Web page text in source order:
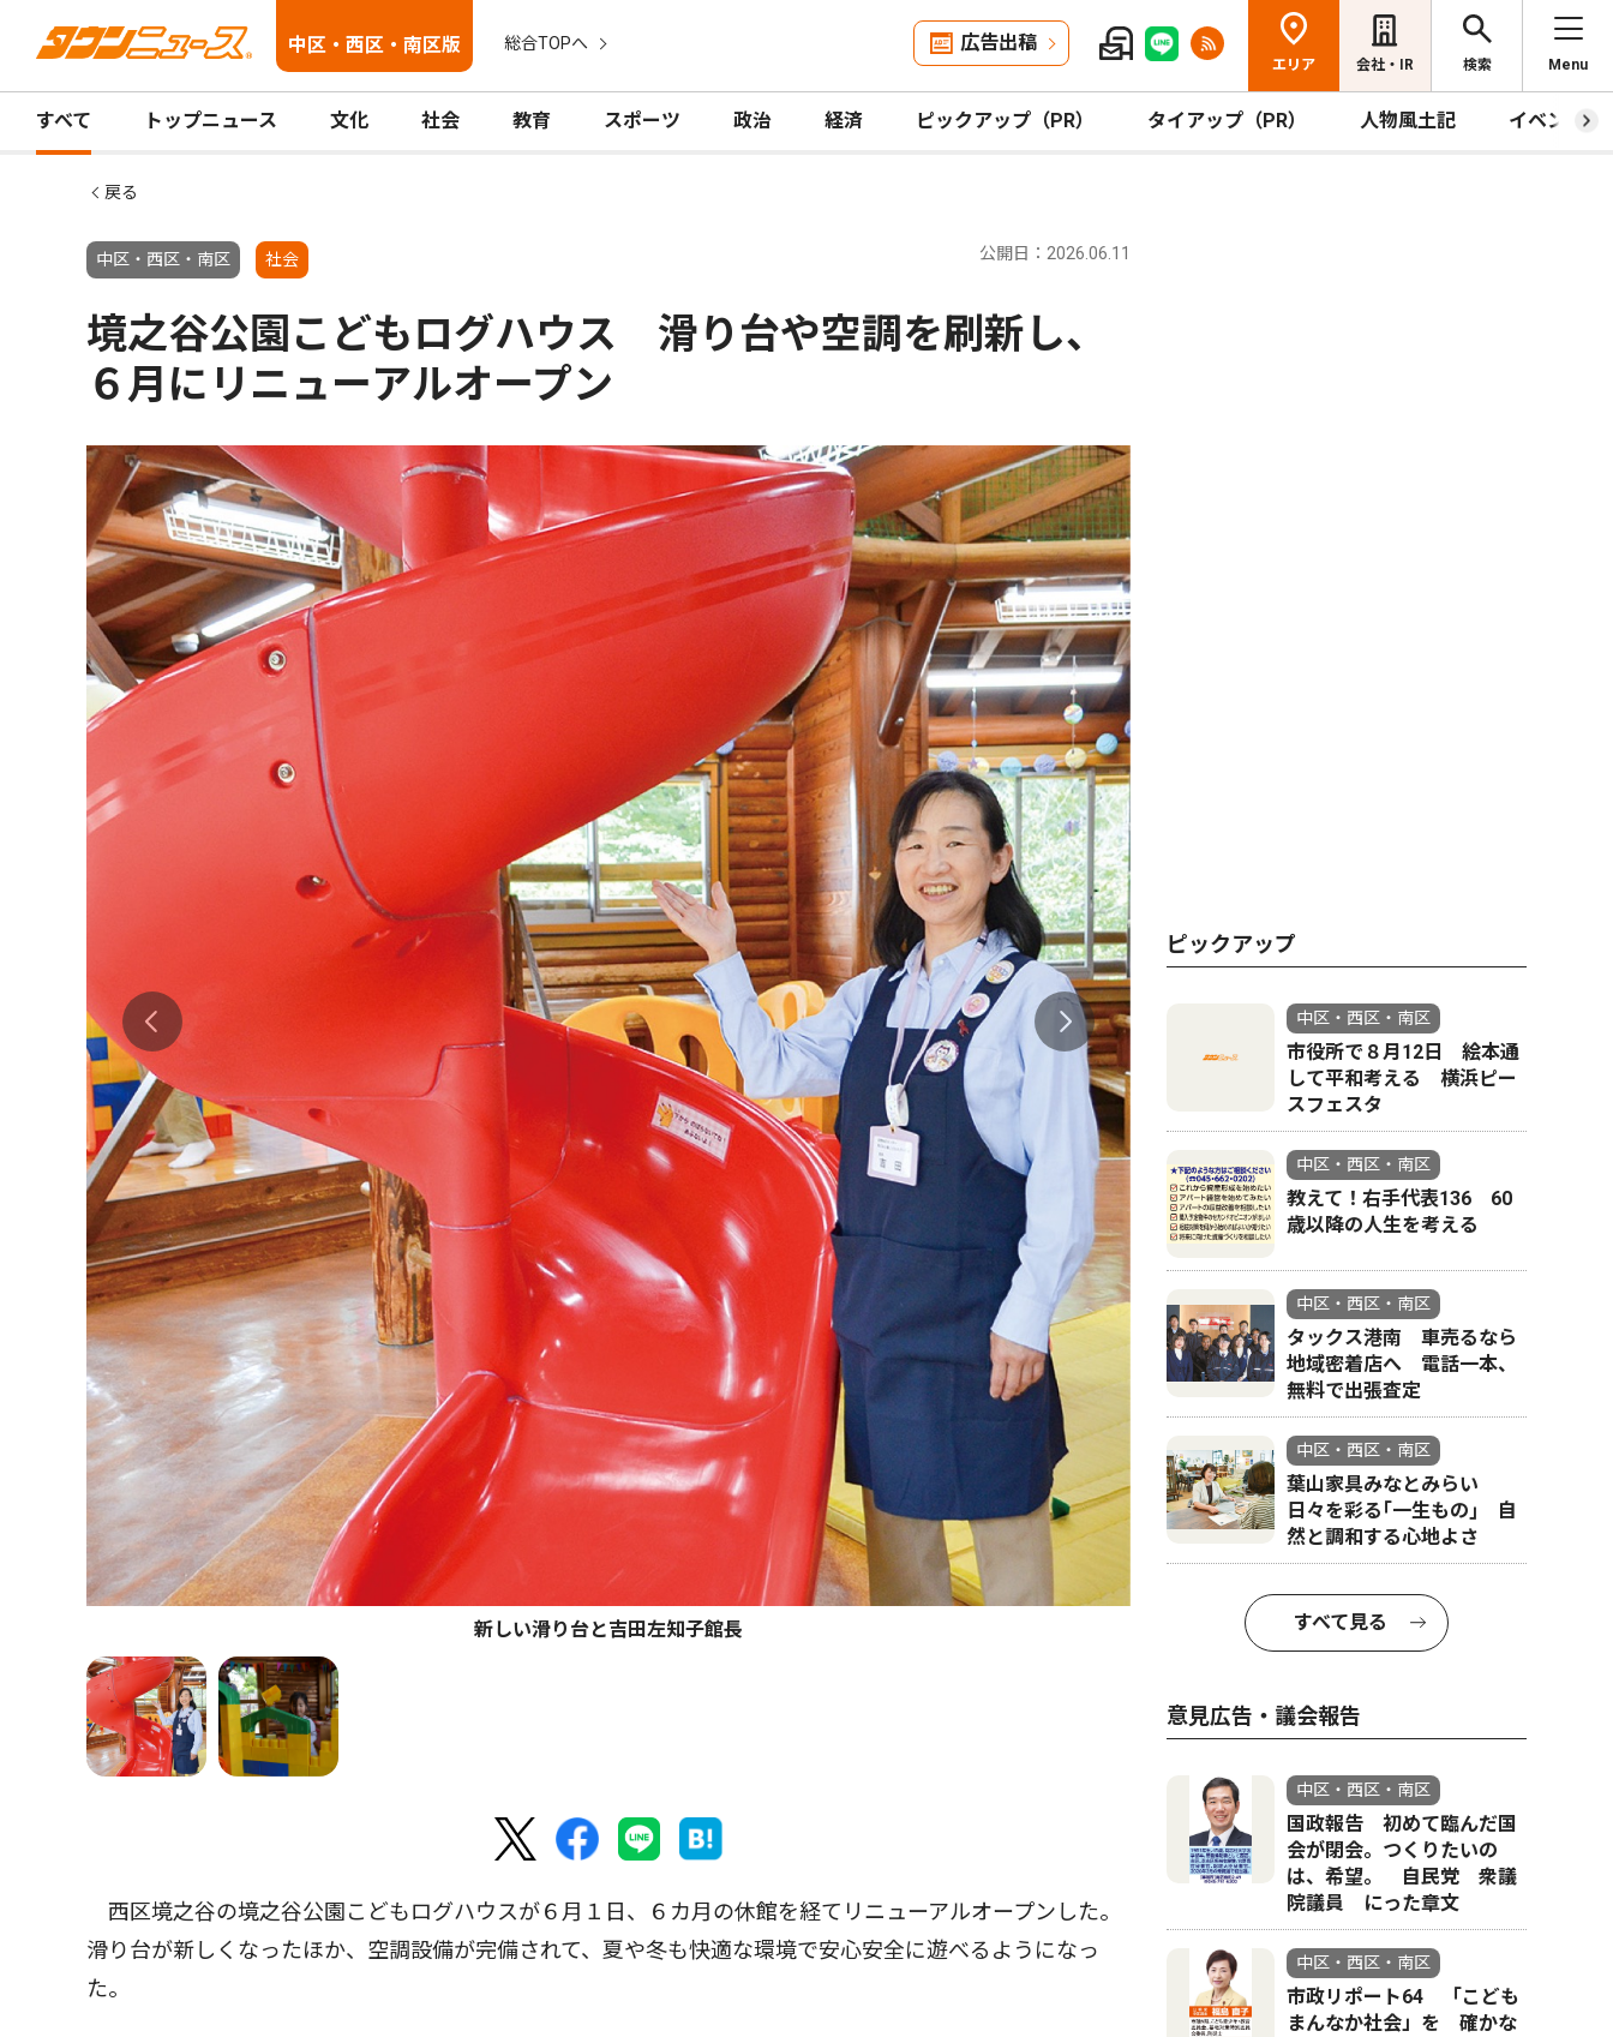
中区・西区・南区版 総合TOPへ 広告出稿
エリア 会社・IR 検索 Menu
すべて トップニュース 文化 社会 教育 スポーツ 政治 経済 ピックアップ（PR） タイアップ（PR） 人物風土記 イベント
戻る
中区・西区・南区 社会 公開日：2026.06.11
境之谷公園こどもログハウス 滑り台や空調を刷新し、
６月にリニューアルオープン
新しい滑り台と吉田左知子館長
西区境之谷の境之谷公園こどもログハウスが６月１日、６カ月の休館を経てリニューアルオープンした。
滑り台が新しくなったほか、空調設備が完備されて、夏や冬も快適な環境で安心安全に遊べるようになっ
た。
ピックアップ
中区・西区・南区
市役所で８月12日 絵本通
して平和考える 横浜ピー
スフェスタ
中区・西区・南区
教えて！右手代表136 60
歳以降の人生を考える
中区・西区・南区
タックス港南 車売るなら
地域密着店へ 電話一本、
無料で出張査定
中区・西区・南区
葉山家具みなとみらい
日々を彩る｢一生もの｣ 自
然と調和する心地よさ
すべて見る
意見広告・議会報告
中区・西区・南区
国政報告 初めて臨んだ国
会が閉会。つくりたいの
は、希望。 自民党 衆議
院議員 にった章文
中区・西区・南区
市政リポート64 「こども
まんなか社会」を 確かな